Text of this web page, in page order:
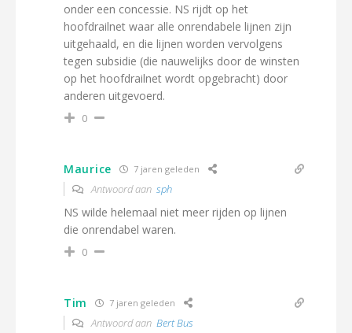
onder een concessie. NS rijdt op het
hoofdrailnet waar alle onrendabele lijnen zijn
uitgehaald, en die lijnen worden vervolgens
tegen subsidie (die nauwelijks door de winsten
op het hoofdrailnet wordt opgebracht) door
anderen uitgevoerd.
0
Maurice 7 jaren geleden
Antwoord aan sph
NS wilde helemaal niet meer rijden op lijnen
die onrendabel waren.
0
Tim 7 jaren geleden
Antwoord aan Bert Bus